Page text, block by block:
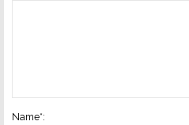
Name*: